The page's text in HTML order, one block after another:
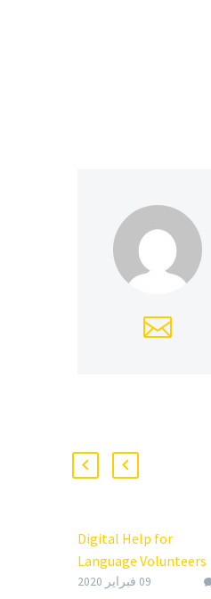
Digital Help for
Language Volunteers
(Demo)
09 فبراير 2020